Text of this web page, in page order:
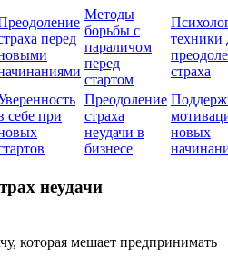
перед
Методы
борьбы с
параличом
перед
стартом
техники
страха
себе при
Преодоление
страха
неудачи в
бизнесе
новых
неудачи
которая мешает предпринимать